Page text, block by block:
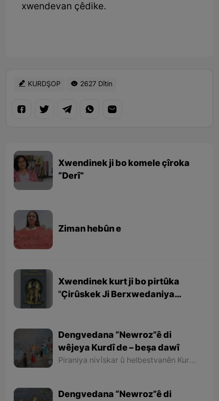
xwendevan çêdike.
KURDŞOP 2627 Dîtin
Xwendinek ji bo komele çîroka
“Derî”
Ziman hebûn e
Xwendinek kurt ji bo pirtûka
''Çirûskek Ji Berxwedaniya
Dengvedana “Newroz”ê di
wêjeya Kurdî de – beşa dawî
Piraniya nivîskar û helbestvanên Kurd di helbest û deqên xwe de behsa Newrozê kirine ku ji ber nebûna derfetê em ê tenê îşareyê bi çend mînak ji helbestên wan bikin. Di dawiyê de ez dixwazim bibêjim ku helbestvanên wek “Muxlîs, Ewnî, Hejar, Zarî, Elî Heseniyanî, Jîla Huseynî, Mihemed Salih Dîlan, Esîrî, Nasir Axabira, Celal Melekşa, Şêrko Bêkes û Ebdulah Paşêw” û hwd, di çend helbestên xwe de behsa Newrozê kirine û bal kişandine ser Kurdistanîbûna Newrozê.
Dengvedana “Newroz”ê di